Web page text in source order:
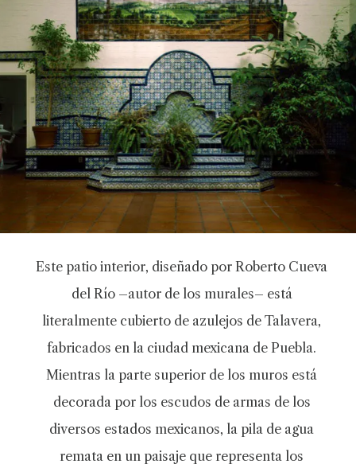
Este patio interior, diseñado por Roberto Cueva
del Río –autor de los murales– está
literalmente cubierto de azulejos de Talavera,
fabricados en la ciudad mexicana de Puebla.
Mientras la parte superior de los muros está
decorada por los escudos de armas de los
diversos estados mexicanos, la pila de agua
remata en un paisaje que representa los